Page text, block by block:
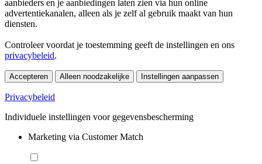
aanbieders en je aanbiedingen laten zien via hun online
advertentiekanalen, alleen als je zelf al gebruik maakt van hun
diensten.
Controleer voordat je toestemming geeft de instellingen en ons
privacybeleid.
Accepteren Alleen noodzakelijke Instellingen aanpassen
Privacybeleid
Individuele instellingen voor gegevensbescherming
Marketing via Customer Match